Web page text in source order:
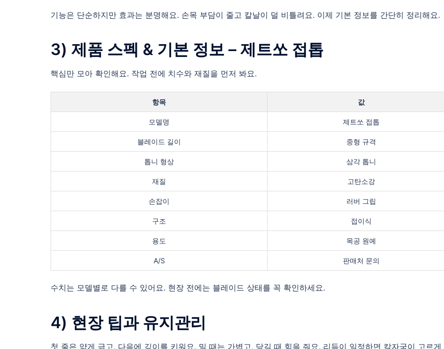
기능은 단순하지만 효과는 분명해요. 손목 부담이 줄고 칼날이 덜 비틀려요. 이제 기본 정보를 간단히 정리해요.
3) 제품 스펙 & 기본 정보 – 제트쏘 접톱
핵심만 모아 확인해요. 작업 전에 치수와 재질을 먼저 봐요.
항목 값
모델명 제트쏘 접톱
블레이드 길이 중형 규격
톱니 형상 삼각 톱니
재질 고탄소강
손잡이 러버 그립
구조 접이식
용도 목공 원예
A/S 판매처 문의
수치는 모델별로 다를 수 있어요. 현장 전에는 블레이드 상태를 꼭 확인하세요.
4) 현장 팁과 유지관리
첫 줄은 얇게 긁고, 다음에 깊이를 키워요. 밀 때는 가볍고, 당길 때 힘을 줘요. 리듬이 일정하면 칼자국이 고르게